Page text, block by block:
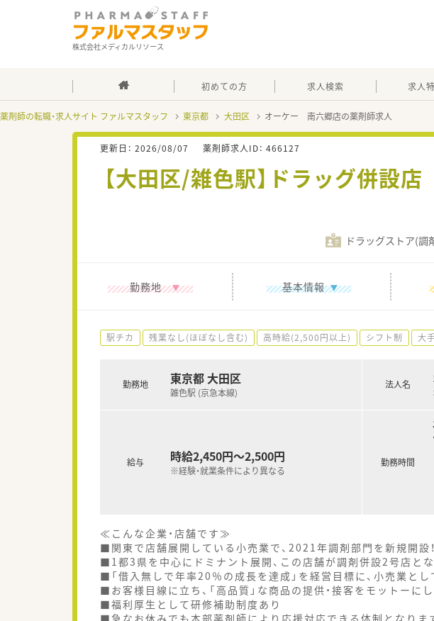
株式会社メディカルリソース
初めての方 求人検索 求人
薬剤師の転職・求人サイト ファルマスタッフ 東京都 大田区 オーケー 南六郷店の薬剤師求人
更新日： 2026/08/07 薬剤師求人ID： 466127
【大田区/雑色駅】ドラッグ併
ドラッグストア(調
勤務地 基本情報
駅チカ 残業なし(ほぼなし含む) 高時給(2,500円以上) シフト制 大
勤務地 東京都 大田区
雑色駅 (京急本線)
給与 時給2,450円～2,500円
※経験・就業条件により異なる
法人名
勤務時間
≪こんな企業・店舗です≫
■関東で店舗展開している小売業で、2021年調剤部門を新規開設！
■1都3県を中心にドミナント展開、この店舗が調剤併設2号店と
■「借入無しで年率20％の成長を達成」を経営目標に、小売業と
■お客様目線に立ち、「高品質」な商品の提供・接客をモットーに
■福利厚生として研修補助制度あり
■急なお休みでも本部薬剤師により応援対応できる体制となりま